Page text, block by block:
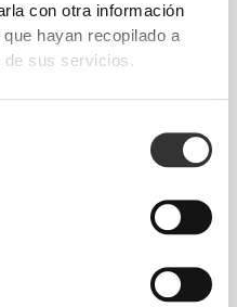
con otra información
hayan recopilado a
de sus servicios.
Ver todo
2